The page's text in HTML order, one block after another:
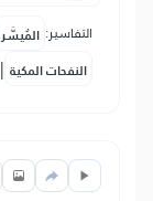
التفاسير: المُيسَّر
النفحات المكية |